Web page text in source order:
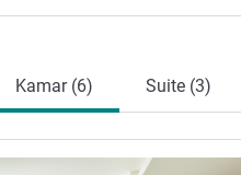
Kamar (6) Suite (3)